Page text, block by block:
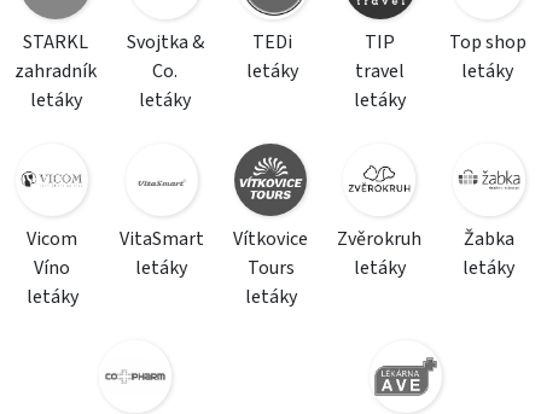
STARKL
zahradník
letáky
Svojtka &
Co.
letáky
TEDi
letáky
TIP
travel
letáky
Top shop
letáky
Vicom
Víno
letáky
VitaSmart
letáky
Vítkovice
Tours
letáky
Zvěrokruh
letáky
Žabka
letáky